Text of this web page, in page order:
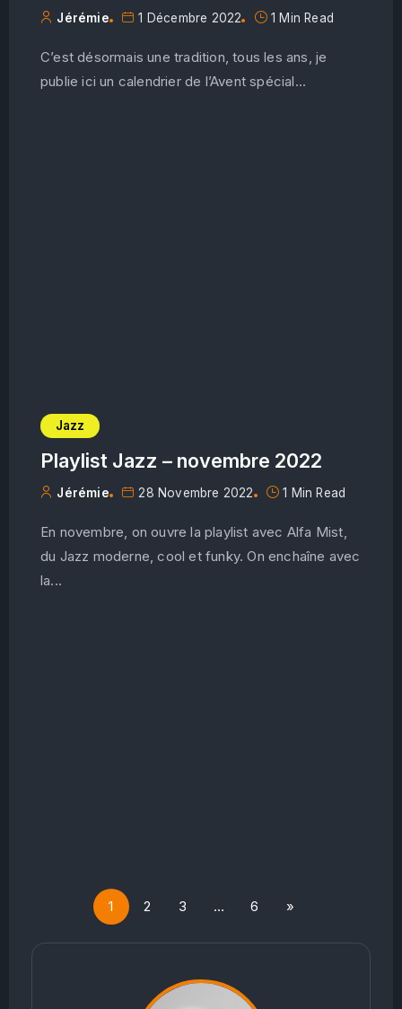
Jérémie 1 Décembre 2022 1 Min Read
C’est désormais une tradition, tous les ans, je
publie ici un calendrier de l’Avent spécial...
Jazz
Playlist Jazz – novembre 2022
Jérémie 28 Novembre 2022 1 Min Read
En novembre, on ouvre la playlist avec Alfa Mist,
du Jazz moderne, cool et funky. On enchaîne avec
la...
1 2 3 … 6 »